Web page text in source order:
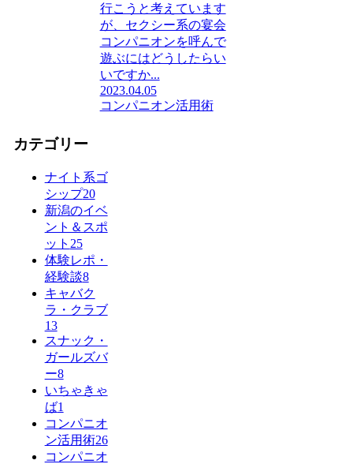
行こうと考えています
が、セクシー系の宴会
コンパニオンを呼んで
遊ぶにはどうしたらい
いですか...
2023.04.05
コンパニオン活用術
カテゴリー
ナイト系ゴ
シップ20
新潟のイベ
ント＆スポ
ット 25
体験レポ・
経験談8
キャバク
ラ・クラブ
13
スナック・
ガールズバ
ー8
いちゃきゃ
ば1
コンパニオ
ン活用術26
コンパニオ